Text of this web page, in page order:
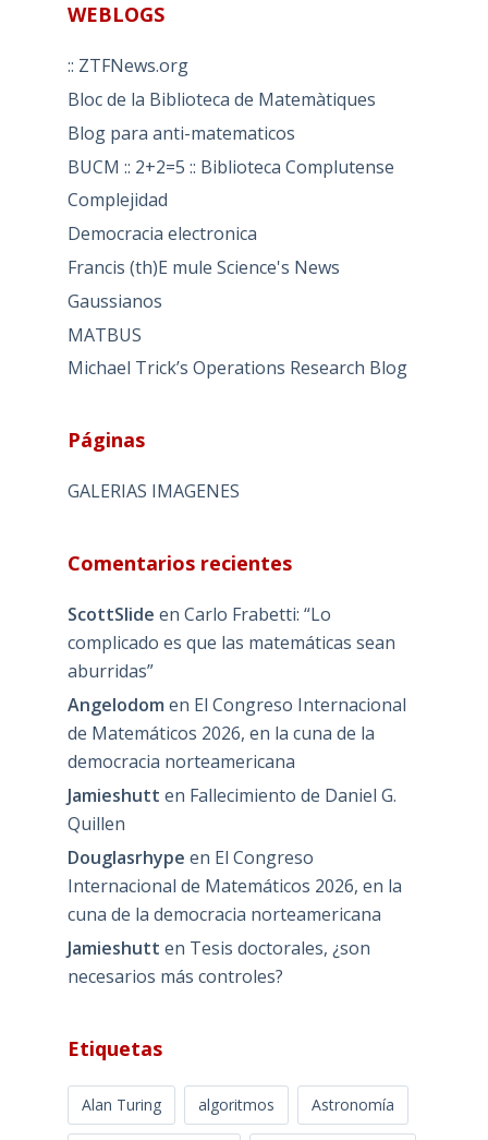
WEBLOGS
:: ZTFNews.org
Bloc de la Biblioteca de Matemàtiques
Blog para anti-matematicos
BUCM :: 2+2=5 :: Biblioteca Complutense
Complejidad
Democracia electronica
Francis (th)E mule Science's News
Gaussianos
MATBUS
Michael Trick’s Operations Research Blog
Páginas
GALERIAS IMAGENES
Comentarios recientes
ScottSlide en Carlo Frabetti: “Lo
complicado es que las matemáticas sean
aburridas”
Angelodom en El Congreso Internacional
de Matemáticos 2026, en la cuna de la
democracia norteamericana
Jamieshutt en Fallecimiento de Daniel G.
Quillen
Douglasrhype en El Congreso
Internacional de Matemáticos 2026, en la
cuna de la democracia norteamericana
Jamieshutt en Tesis doctorales, ¿son
necesarios más controles?
Etiquetas
Alan Turing algoritmos Astronomía